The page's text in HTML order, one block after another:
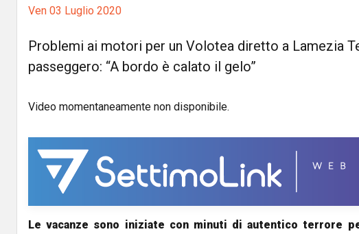
Ven 03 Luglio 2020
Problemi ai motori per un Volotea diretto a Lamezia
passeggero: “A bordo è calato il gelo”
Video momentaneamente non disponibile.
Le vacanze sono iniziate con minuti di autentico terrore